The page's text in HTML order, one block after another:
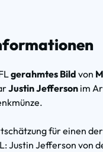
gerahmtes Bild von
Justin Jefferson im
für einen
Justin Jefferson von